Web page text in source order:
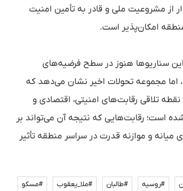
از مشروعیت ملی و قادر به تأمین امنیت
امکان‌پذیر است.
سناریوها هنوز در سطح فرضیه‌های
اما مجموعه تحولات اخیر نشان می‌دهد که
نقطه تلاقی رقابت‌های امنیتی، اقتصادی و
است؛ رقابت‌هایی که نتیجه آن می‌تواند بر
میانه و موازنه قدرت در سراسر منطقه تأثیر
#روسیه #طالبان #ملا_یعقوب
#مسکو